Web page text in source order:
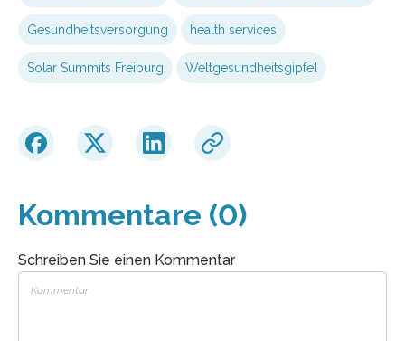
Gesundheitsversorgung health services
Solar Summits Freiburg Weltgesundheitsgipfel
Kommentare (0)
Schreiben Sie einen Kommentar